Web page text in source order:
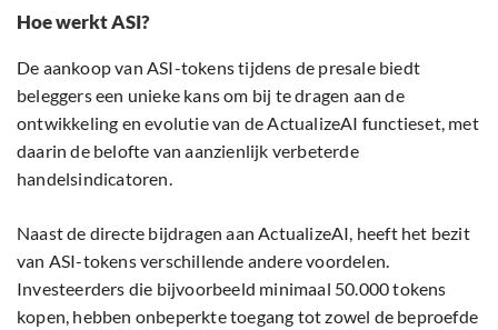
Hoe werkt ASI?
De aankoop van ASI-tokens tijdens de presale biedt
beleggers een unieke kans om bij te dragen aan de
ontwikkeling en evolutie van de ActualizeAI functieset, met
daarin de belofte van aanzienlijk verbeterde
handelsindicatoren.
Naast de directe bijdragen aan ActualizeAI, heeft het bezit
van ASI-tokens verschillende andere voordelen.
Investeerders die bijvoorbeeld minimaal 50.000 tokens
kopen, hebben onbeperkte toegang tot zowel de beproefde